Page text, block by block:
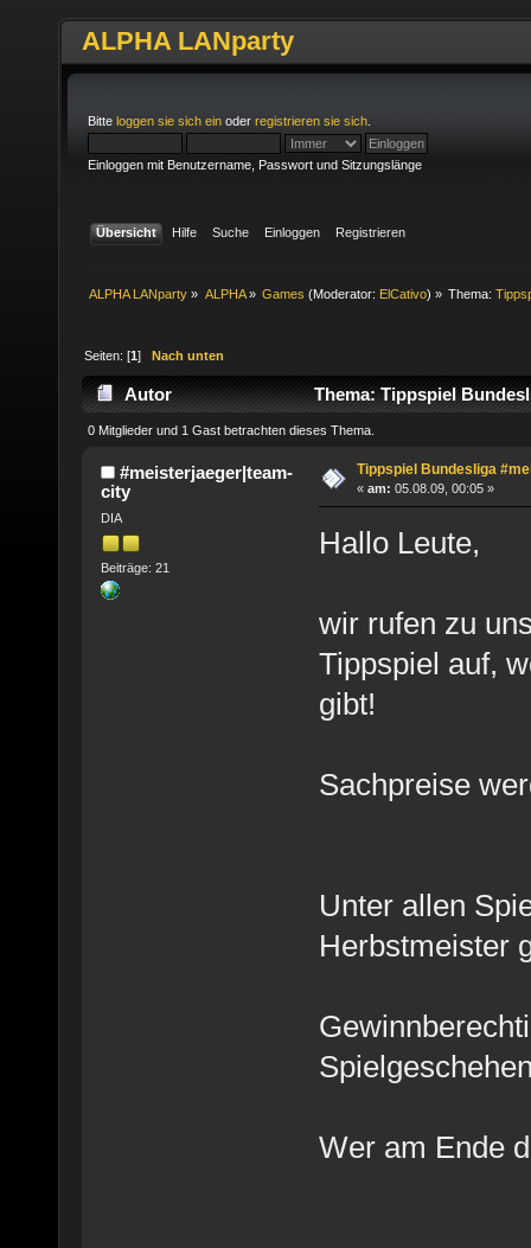
ALPHA LANparty
Bitte loggen sie sich ein oder registrieren sie sich
Einloggen mit Benutzername, Passwort und Sitzungslänge
Übersicht Hilfe Suche Einloggen Registrieren
ALPHA LANparty » ALPHA» Games (Moderator: ElCativo) » Thema:
Seiten: [1]Nach unten
Autor Thema: Tippspiel
0 Mitglieder und 1 Gast betrachten dieses Thema.
#meisterjaeger|team-
city
DIA
Beiträge: 21
Tippspiel Bundesliga
« am: 05.08.09, 00:05 »
Hallo Leute,
wir rufen zu
Tippspiel auf,
gibt!
Sachpreise
Unter allen
Herbstmeister
Wer am Ende